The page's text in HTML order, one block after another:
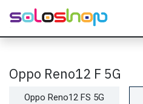
Passa al contenuto
Oppo Reno12 F 5G
Oppo Reno12 FS 5G